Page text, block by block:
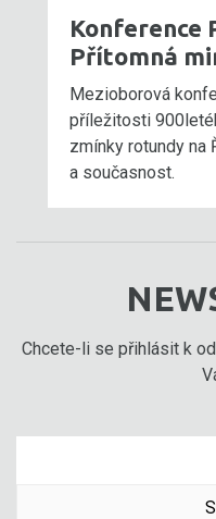
Konference
Přítomná
Mezioborová
příležitosti
zmínky rotundy na
a současnost.
Chcete-li se přihlásit k